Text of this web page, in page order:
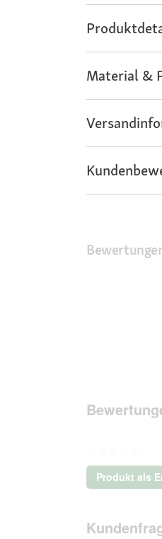
Material &
Kein
Beurteilungswert
Produkt als
.
Aktion